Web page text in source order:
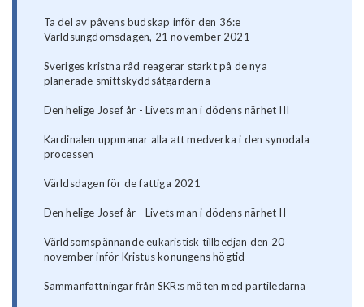
Ta del av påvens budskap inför den 36:e
Världsungdomsdagen, 21 november 2021
Sveriges kristna råd reagerar starkt på de nya
planerade smittskyddsåtgärderna
Den helige Josef år - Livets man i dödens närhet III
Kardinalen uppmanar alla att medverka i den synodala
processen
Världsdagen för de fattiga 2021
Den helige Josef år - Livets man i dödens närhet II
Världsomspännande eukaristisk tillbedjan den 20
november inför Kristus konungens högtid
Sammanfattningar från SKR:s möten med partiledarna